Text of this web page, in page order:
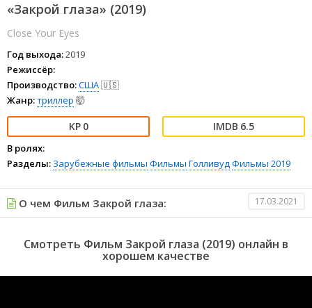
«Закрой глаза» (2019)
Close Your Eyes
Год выхода:2019
Режиссёр:
Производство:США🇺🇸
Жанр:триллер 🤯
0 6.5
В ролях:
Разделы: Зарубежные фильмы Фильмы ГолливудФильмы 2019
О чем Фильм Закрой глаза: 17.03.2021
Смотреть Фильм Закрой глаза (2019) онлайн в
хорошем качестве